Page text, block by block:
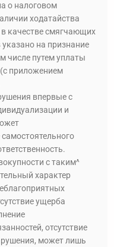
о налоговом
ходатайства
качестве смягчающих
указано на признание
числе путем уплаты
приложением
впервые с
и
с таким^
характер
ущерба
отсутствие
может лишь